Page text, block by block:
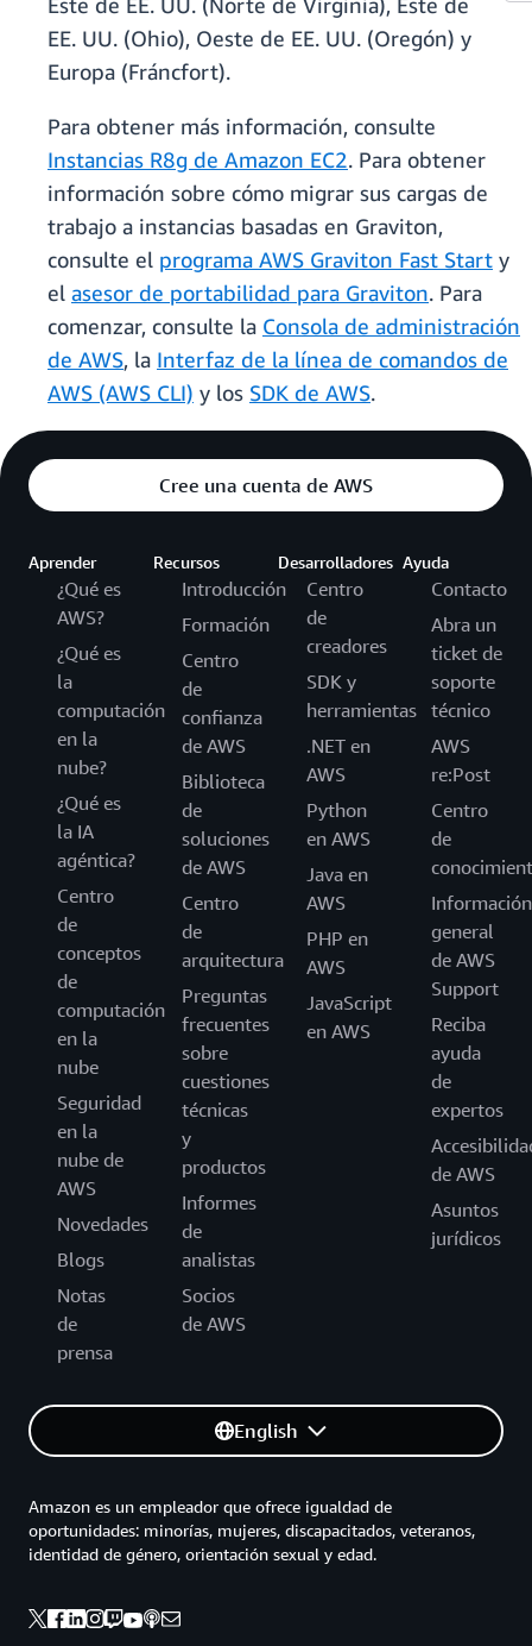
EE. UU. (Ohio), Oeste de EE. UU. (Oregón) y
Europa (Fráncfort).
Para obtener más información, consulte
Instancias R8g de Amazon EC2. Para obtener
información sobre cómo migrar sus cargas de
trabajo a instancias basadas en Graviton,
consulte el programa AWS Graviton Fast Start y
el asesor de portabilidad para Graviton. Para
comenzar, consulte la Consola de administración
de AWS, la Interfaz de la línea de comandos de
AWS (AWS CLI) y los SDK de AWS.
Cree una cuenta de AWS
Aprender
¿Qué es
AWS?
¿Qué es
la
computación
en la
nube?
¿Qué es
la IA
agéntica?
Centro
de
conceptos
de
computación
en la
nube
Seguridad
en la
nube de
AWS
Novedades
Blogs
Notas
de
prensa
Recursos
Introducción
Formación
Centro
de
confianza
de AWS
Biblioteca
de
soluciones
de AWS
Centro
de
arquitectura
Preguntas
frecuentes
sobre
cuestiones
técnicas
y
productos
Informes
de
analistas
Socios
de AWS
Desarrolladores
Centro
de
creadores
SDK y
herramientas
.NET en
AWS
Python
en AWS
Java en
AWS
PHP en
AWS
JavaScript
en AWS
Ayuda
Contacto
Abra un
ticket de
soporte
técnico
AWS
re:Post
Centro
de
Información
general
de AWS
Support
Reciba
ayuda
de
expertos
de AWS
Asuntos
jurídicos
English
Amazon es un empleador que ofrece igualdad de
oportunidades: minorías, mujeres, discapacitados, veteranos,
identidad de género, orientación sexual y edad.